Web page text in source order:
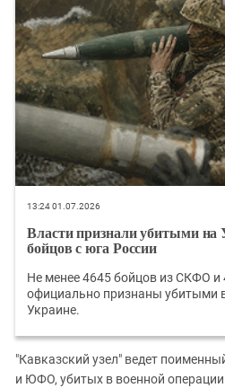
13:24 01.07.2026
Власти признали убитыми на
бойцов с юга России
Не менее 4645 бойцов из СКФО
официально признаны убитыми
Украине.
"Кавказский узел" ведет
и ЮФО, убитых в военной